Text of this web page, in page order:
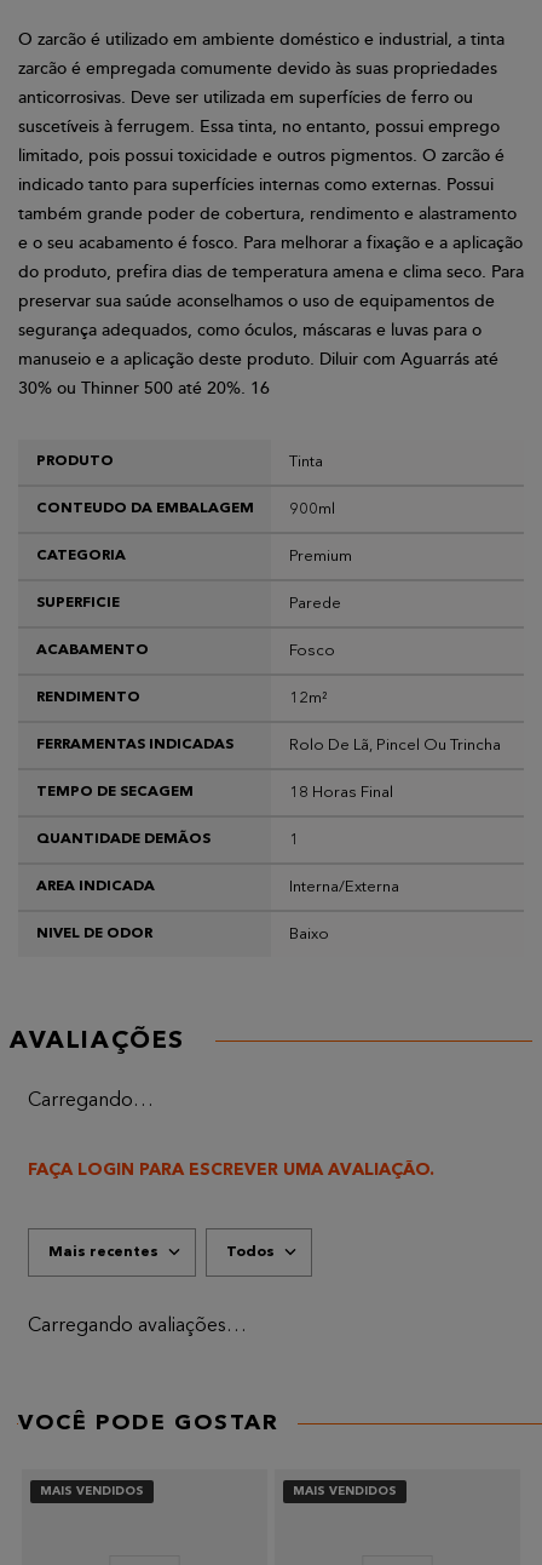
O zarcão é utilizado em ambiente doméstico e industrial, a tinta
zarcão é empregada comumente devido às suas propriedades
anticorrosivas. Deve ser utilizada em superfícies de ferro ou
suscetíveis à ferrugem. Essa tinta, no entanto, possui emprego
limitado, pois possui toxicidade e outros pigmentos. O zarcão é
indicado tanto para superfícies internas como externas. Possui
também grande poder de cobertura, rendimento e alastramento
e o seu acabamento é fosco. Para melhorar a fixação e a aplicação
do produto, prefira dias de temperatura amena e clima seco. Para
preservar sua saúde aconselhamos o uso de equipamentos de
segurança adequados, como óculos, máscaras e luvas para o
manuseio e a aplicação deste produto. Diluir com Aguarrás até
30% ou Thinner 500 até 20%. 16
PRODUTO Tinta
CONTEUDO DA EMBALAGEM 900ml
CATEGORIA Premium
SUPERFICIE Parede
ACABAMENTO Fosco
RENDIMENTO 12m²
FERRAMENTAS INDICADAS Rolo De Lã, Pincel Ou Trincha
TEMPO DE SECAGEM 18 Horas Final
QUANTIDADE DEMÃOS 1
AREA INDICADA Interna/Externa
NIVEL DE ODOR Baixo
AVALIAÇÕES
Carregando…
FAÇA LOGIN PARA ESCREVER UMA AVALIAÇÃO.
Mais recentes Todos
Carregando avaliações…
VOCÊ PODE GOSTAR
MAIS VENDIDOS MAIS VENDIDOS